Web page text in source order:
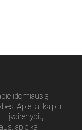
įdomiausią
Apie tai kaip ir
įvairenybių
apie ką